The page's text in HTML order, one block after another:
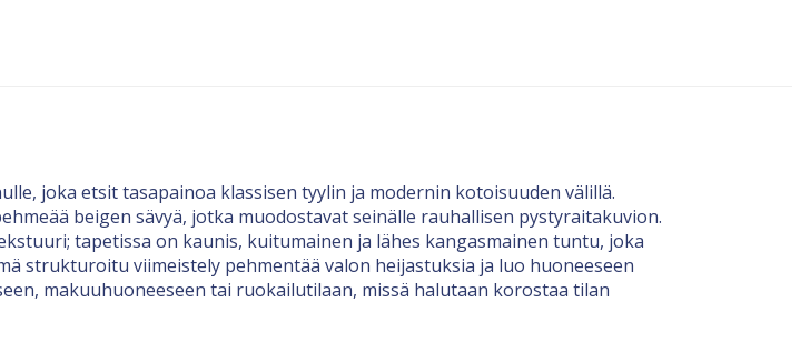
joka etsit tasapainoa klassisen tyylin ja modernin kotoisuuden välillä.
beigen sävyä, jotka muodostavat seinälle rauhallisen pystyraitakuvion.
tapetissa on kaunis, kuitumainen ja lähes kangasmainen tuntu, joka
strukturoitu viimeistely pehmentää valon heijastuksia ja luo huoneeseen
makuuhuoneeseen tai ruokailutilaan, missä halutaan korostaa tilan